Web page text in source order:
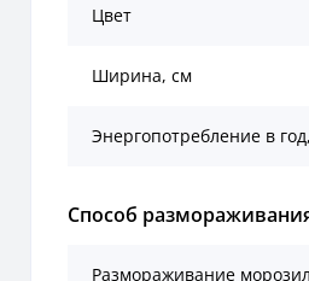
Цвет
Ширина, см
Энергопотребление в
Способ
Размораживание